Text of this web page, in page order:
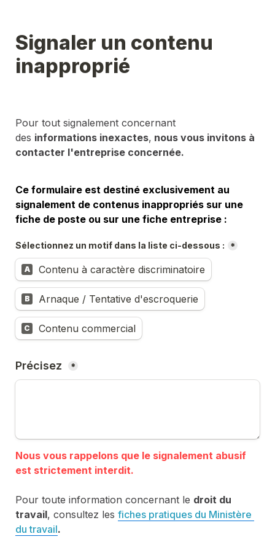
Signaler un contenu
inapproprié
Pour tout signalement concernant
des informations inexactes, nous vous invitons à
contacter l'entreprise concernée.
Ce formulaire est destiné exclusivement au
signalement de contenus inappropriés sur une
fiche de poste ou sur une fiche entreprise :
Sélectionnez un motif dans la liste ci-dessous : *
A Contenu à caractère discriminatoire
B Arnaque / Tentative d'escroquerie
C Contenu commercial
Précisez *
Nous vous rappelons que le signalement abusif
Pour toute information concernant le droit du
travail, consultez les fiches pratiques du Ministère
du travail